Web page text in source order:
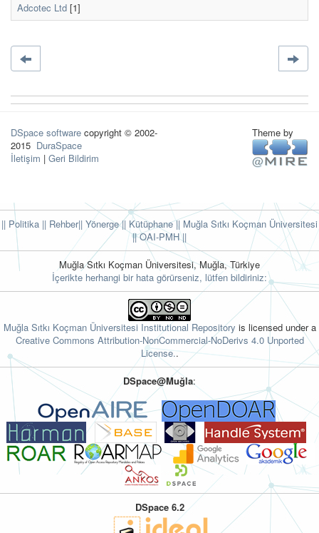
Adcotec Ltd [1]
DSpace software copyright © 2002-
2015 DuraSpace
İletişim | Geri Bildirim
Theme by
|| Politika || Rehber|| Yönerge|| Kütüphane|| Muğla Sıtkı Koçman Üniversitesi
||OAI-PMH ||
Muğla Sıtkı Koçman Üniversitesi, Muğla, Türkiye
İçerikte herhangi bir hata görürseniz, lütfen bildiriniz:
Muğla Sıtkı Koçman Üniversitesi Institutional Repository is licensed under a
Creative Commons Attribution-NonCommercial-NoDerivs 4.0 Unported
License..
DSpace@Muğla:
DSpace 6.2